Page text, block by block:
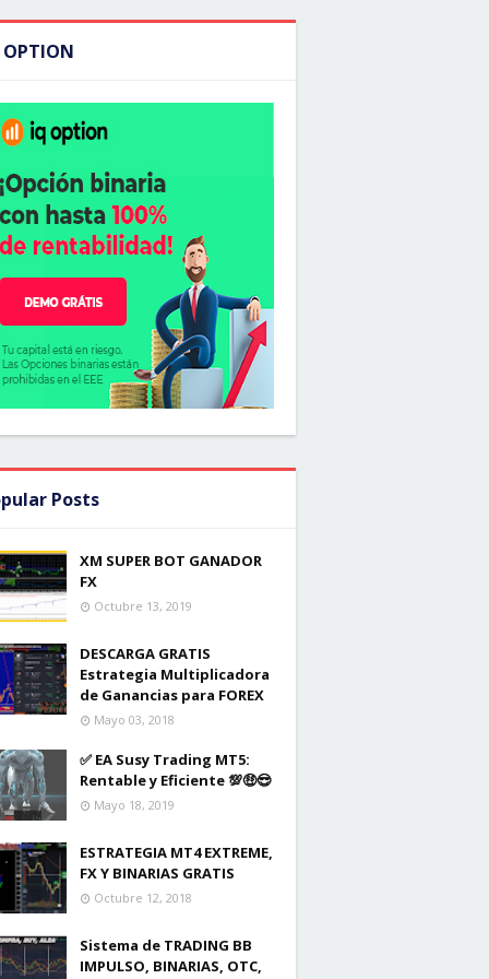
Posts
XM SUPER BOT GANADOR
FX
Octubre 13, 2019
DESCARGA GRATIS
Estrategia Multiplicadora
de Ganancias para FOREX
Mayo 03, 2018
✅ EA Susy Trading MT5:
Rentable y Eficiente 💯🤑😎
Mayo 18, 2019
ESTRATEGIA MT4 EXTREME,
FX Y BINARIAS GRATIS
Octubre 12, 2018
Sistema de TRADING BB
IMPULSO, BINARIAS, OTC,